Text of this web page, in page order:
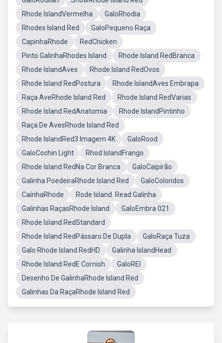
Rhode IslandVermelha
GaloRhodia
Rhodes Island Red
GaloPequeno Raça
CapinhaRhode
RedChicken
Pinto GalinhaRhodes Island
Rhode Island RedBranca
Rhode IslandAves
Rhode Island RedOvos
Rhode Island RedPostura
Rhode IslandAves Embrapa
Raça AveRhode Island Red
Rhode Island RedVarias
Rhode Island RedAnatomia
Rhode IslandPintinho
Raça De AvesRhode Island Red
Rhode IslandRed3 Imagem 4K
GaloRood
GaloCochin Light
Rhod IslandFrango
Rhode Island RedNa Cor Branca
GaloCaipirão
Galinha PoedeiraRhode Island Red
GaloColoridos
CaínhaRhode
Rode Island. Read Galinha
Galinhas RaçasRhode Island
GaloEmbra 021
Rhode Island RedStandard
Rhode Island RedPássaro De Dupla
GaloRaça Tuza
Galo Rhode Island RedHD
Galinha IslandHead
Rhode Island RedE Cornish
GaloREI
Desenho De GalinhaRhode Island Red
Galinhas Da RaçaRhode Island Red